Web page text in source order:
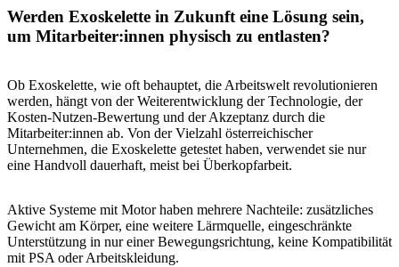
Werden Exoskelette in Zukunft eine Lösung sein,
um Mitarbeiter:innen physisch zu entlasten?
Ob Exoskelette, wie oft behauptet, die Arbeitswelt revolutionieren
werden, hängt von der Weiterentwicklung der Technologie, der
Kosten-Nutzen-Bewertung und der Akzeptanz durch die
Mitarbeiter:innen ab. Von der Vielzahl österreichischer
Unternehmen, die Exoskelette getestet haben, verwendet sie nur
eine Handvoll dauerhaft, meist bei Überkopfarbeit.
Aktive Systeme mit Motor haben mehrere Nachteile: zusätzliches
Gewicht am Körper, eine weitere Lärmquelle, eingeschränkte
Unterstützung in nur einer Bewegungsrichtung, keine Kompatibilität
mit PSA oder Arbeitskleidung.